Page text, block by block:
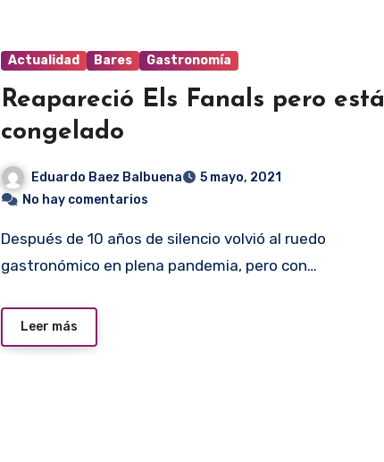
Actualidad Bares Gastronomía
Reapareció Els Fanals pero está
congelado
Eduardo Baez Balbuena
5 mayo, 2021
No hay comentarios
Después de 10 años de silencio volvió al ruedo
gastronómico en plena pandemia, pero con…
Leer más